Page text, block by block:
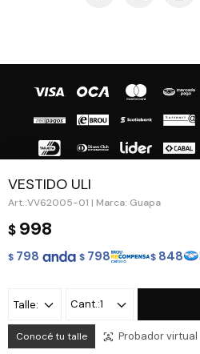
VESTIDO ULI
VV62005-01 | Marca: Guapa
$ 998
$ 798 $ 798 $ 848
Talle:
Conocé tu talle Probador virtual
1